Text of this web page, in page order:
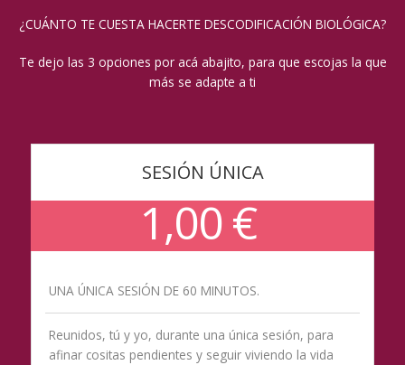
¿CUÁNTO TE CUESTA HACERTE DESCODIFICACIÓN BIOLÓGICA?
Te dejo las 3 opciones por acá abajito, para que escojas la que
más se adapte a ti
SESIÓN ÚNICA
1,00 €
UNA ÚNICA SESIÓN DE 60 MINUTOS.
Reunidos, tú y yo, durante una única sesión, para
afinar cositas pendientes y seguir viviendo la vida